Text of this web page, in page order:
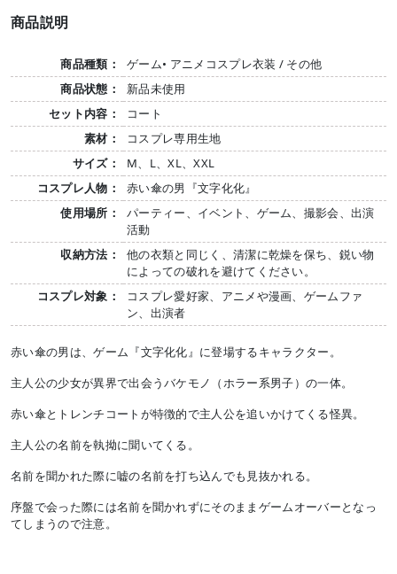
商品説明
商品種類：
ゲーム• アニメコスプレ衣装 / その他
商品状態：
新品未使用
セット内容：
コート
素材：
コスプレ専用生地
サイズ：
M、L、XL、XXL
コスプレ人物：
赤い傘の男『文字化化』
使用場所：
パーティー、イベント、ゲーム、撮影会、出演
活動
収納方法：
他の衣類と同じく、清潔に乾燥を保ち、鋭い物
によっての破れを避けてください。
コスプレ対象：
コスプレ愛好家、アニメや漫画、ゲームファ
ン、出演者
赤い傘の男は、ゲーム『文字化化』に登場するキャラクター。
主人公の少女が異界で出会うバケモノ（ホラー系男子）の一体。
赤い傘とトレンチコートが特徴的で主人公を追いかけてくる怪異。
主人公の名前を執拗に聞いてくる。
名前を聞かれた際に嘘の名前を打ち込んでも見抜かれる。
序盤で会った際には名前を聞かれずにそのままゲームオーバーとなっ
てしまうので注意。